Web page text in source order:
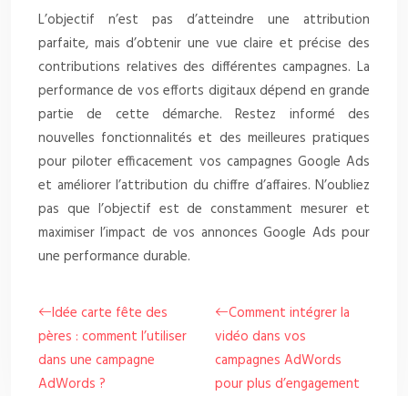
L’objectif n’est pas d’atteindre une attribution
parfaite, mais d’obtenir une vue claire et précise des
contributions relatives des différentes campagnes. La
performance de vos efforts digitaux dépend en grande
partie de cette démarche. Restez informé des
nouvelles fonctionnalités et des meilleures pratiques
pour piloter efficacement vos campagnes Google Ads
et améliorer l’attribution du chiffre d’affaires. N’oubliez
pas que l’objectif est de constamment mesurer et
maximiser l’impact de vos annonces Google Ads pour
une performance durable.
Idée carte fête des
pères : comment l’utiliser
dans une campagne
AdWords ?
Comment intégrer la
vidéo dans vos
campagnes AdWords
pour plus d’engagement